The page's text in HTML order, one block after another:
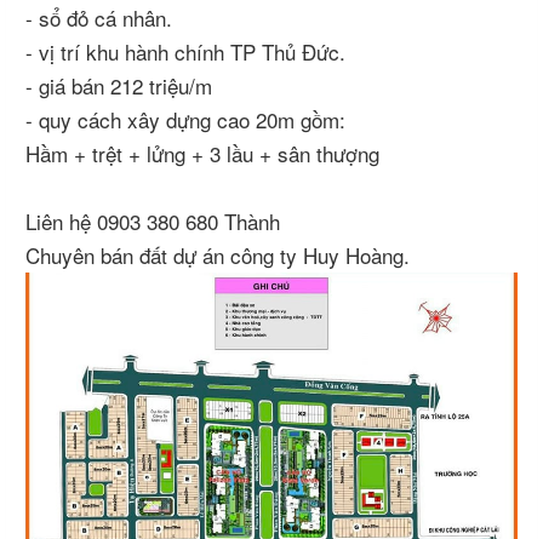
- sổ đỏ cá nhân.
- vị trí khu hành chính TP Thủ Đức.
- giá bán 212 triệu/m
- quy cách xây dựng cao 20m gồm:
Hầm + trệt + lửng + 3 lầu + sân thượng
Liên hệ 0903 380 680 Thành
Chuyên bán đất dự án công ty Huy Hoàng.